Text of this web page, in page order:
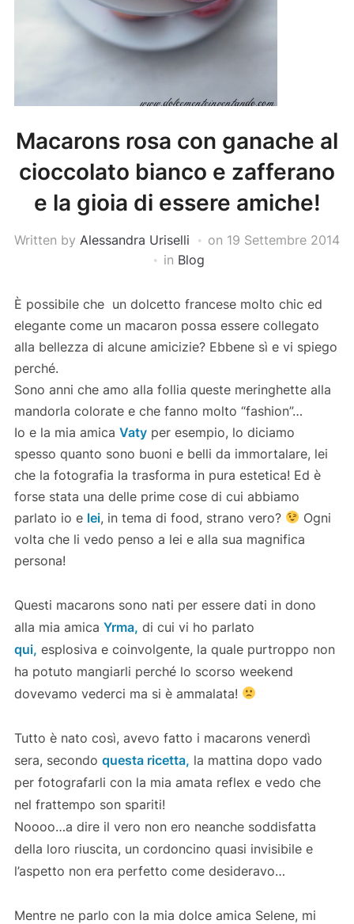
Macarons rosa con ganache al
cioccolato bianco e zafferano
e la gioia di essere amiche!
Written by Alessandra Uriselli on 19 Settembre 2014
in Blog
È possibile che un dolcetto francese molto chic ed
elegante come un macaron possa essere collegato
alla bellezza di alcune amicizie? Ebbene sì e vi spiego
perché.
Sono anni che amo alla follia queste meringhette alla
mandorla colorate e che fanno molto “fashion”…
Io e la mia amica Vatyper esempio, lo diciamo
spesso quanto sono buoni e belli da immortalare, lei
che la fotografia la trasforma in pura estetica! Ed è
forse stata una delle prime cose di cui abbiamo
parlato io e lei, in tema di food, strano vero?
Ogni
volta che li vedo penso a lei e alla sua magnifica
persona!
Questi macarons sono nati per essere dati in dono
alla mia amica Yrma, di cui vi ho parlato
qui, esplosiva e coinvolgente, la quale purtroppo non
ha potuto mangiarli perché lo scorso weekend
dovevamo vederci ma si è ammalata!
Tutto è nato così, avevo fatto i macarons venerdì
sera, secondo questa ricetta, la mattina dopo vado
per fotografarli con la mia amata reflex e vedo che
nel frattempo son spariti!
Noooo…a dire il vero non ero neanche soddisfatta
della loro riuscita, un cordoncino quasi invisibile e
l’aspetto non era perfetto come desideravo…
Mentre ne parlo con la mia dolce amica Selene, mi